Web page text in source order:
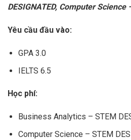
DESIGNATED, Computer Science
Yêu cầu đầu vào:
GPA 3.0
IELTS 6.5
Học phí:
Business Analytics – STEM
Computer Science – STEM